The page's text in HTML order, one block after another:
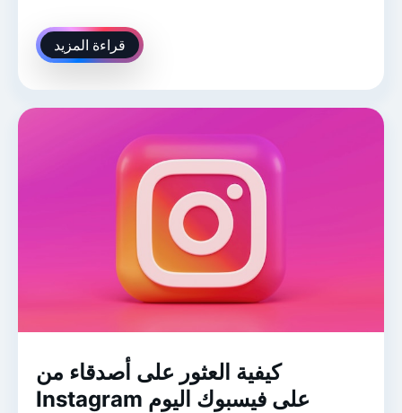
قراءة المزيد
كيفية العثور على أصدقاء من
Instagram على فيسبوك اليوم